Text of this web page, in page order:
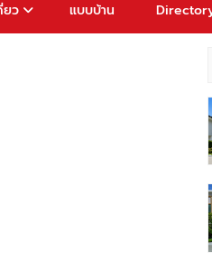
ยว แบบบ้าน